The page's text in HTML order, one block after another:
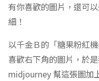
有你喜歡的圖片，還可
細！
以千金Ｂ的「糖果粉紅
喜歡右下角的圖片，於
midjourney 幫這張圖加